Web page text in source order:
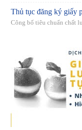
Thủ tục đăng ký giấy
Công bố tiêu chuẩn chất